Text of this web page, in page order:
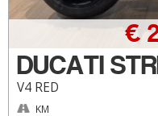
DUCATI
V4 RED
€
KM